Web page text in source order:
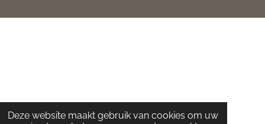
Deze website maakt gebruik van cookies om uw